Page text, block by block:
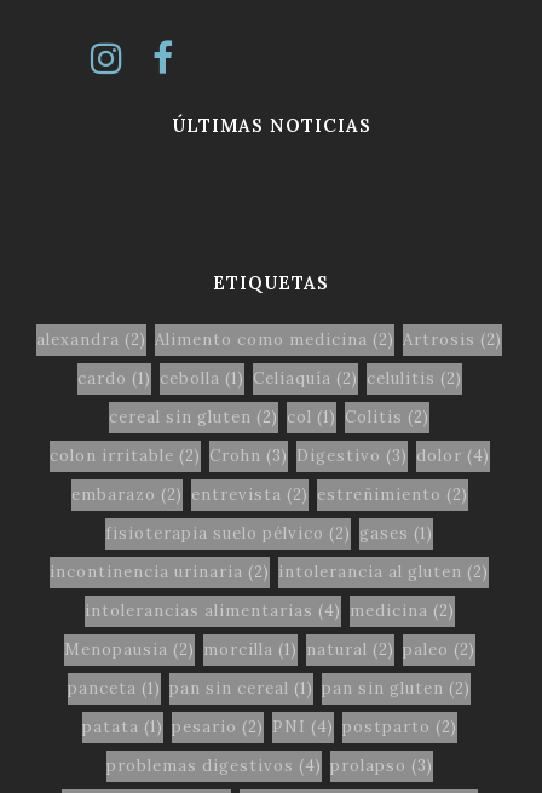
ÚLTIMAS NOTICIAS
ETIQUETAS
alexandra (2) Alimento como medicina (2) Artrosis (2)
cardo (1) cebolla (1) Celiaquía (2) celulitis (2)
cereal sin gluten (2) col (1) Colitis (2)
colon irritable (2) Crohn (3) Digestivo (3) dolor (4)
embarazo (2) entrevista (2) estreñimiento (2)
fisioterapia suelo pélvico (2) gases (1)
incontinencia urinaria (2) intolerancia al gluten (2)
intolerancias alimentarias (4) medicina (2)
Menopausia (2) morcilla (1) natural (2) paleo (2)
panceta (1) pan sin cereal (1) pan sin gluten (2)
patata (1) pesario (2) PNI (4) postparto (2)
problemas digestivos (4) prolapso (3)